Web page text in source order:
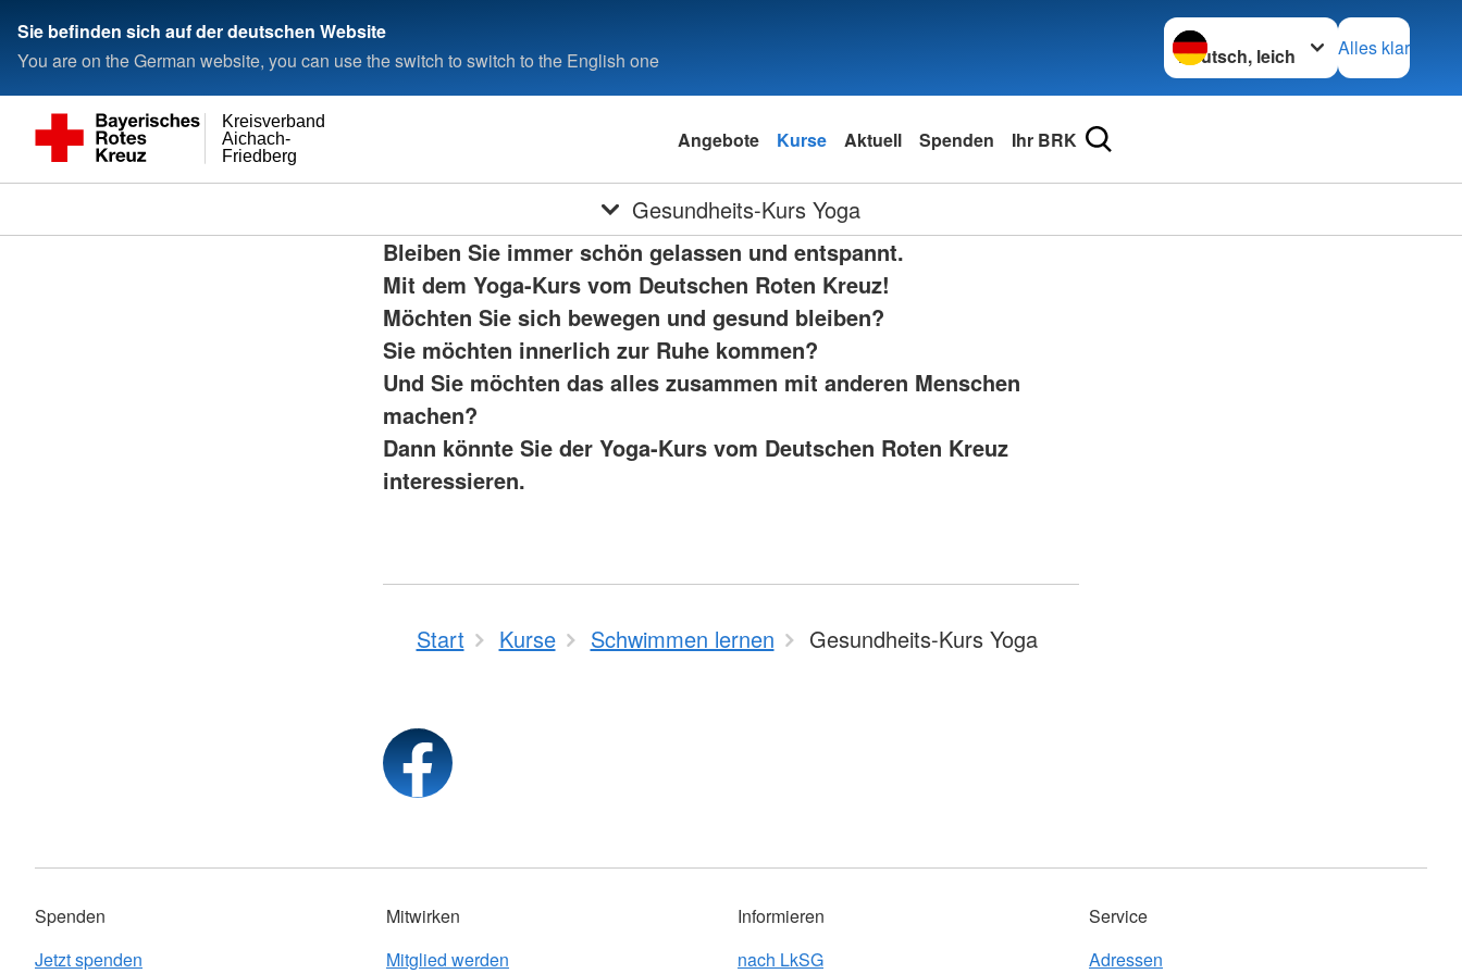
Sie befinden sich auf der deutschen Website
You are on the German website, you can use the switch to switch to the English one
Sprache wechseln zu
Alles klar
Friedberg
Aichach-
Kreisverband
Angebote Kurse Aktuell Spenden Ihr BRK
Gesundheits-Kurs Yoga
Bleiben Sie immer schön gelassen und entspannt.
Mit dem Yoga-Kurs vom Deutschen Roten Kreuz!
Möchten Sie sich bewegen und gesund bleiben?
Sie möchten innerlich zur Ruhe kommen?
Und Sie möchten das alles zusammen mit anderen Menschen
machen?
Dann könnte Sie der Yoga-Kurs vom Deutschen Roten Kreuz
interessieren.
Start Kurse Schwimmen lernen Gesundheits-Kurs Yoga
Spenden
Jetzt spenden
Mitwirken
Mitglied werden
Informieren
nach LkSG
Service
Adressen